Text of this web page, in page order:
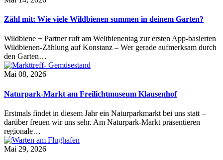
Zähl mit: Wie viele Wildbienen summen in deinem Garten?
Wildbiene + Partner ruft am Weltbienentag zur ersten App-basierten
Wildbienen-Zählung auf Konstanz – Wer gerade aufmerksam durch
den Garten…
Mai 08, 2026
Naturpark-Markt am Freilichtmuseum Klausenhof
Erstmals findet in diesem Jahr ein Naturparkmarkt bei uns statt –
darüber freuen wir uns sehr. Am Naturpark-Markt präsentieren
regionale…
Mai 29, 2026